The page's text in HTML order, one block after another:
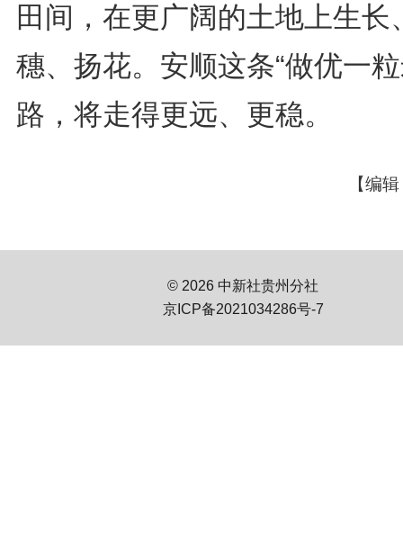
田间，在更广阔的土地上生长
穗、扬花。安顺这条“做优一
路，将走得更远、更稳。
【编
© 2026 中新社贵州分社
京ICP备2021034286号-7